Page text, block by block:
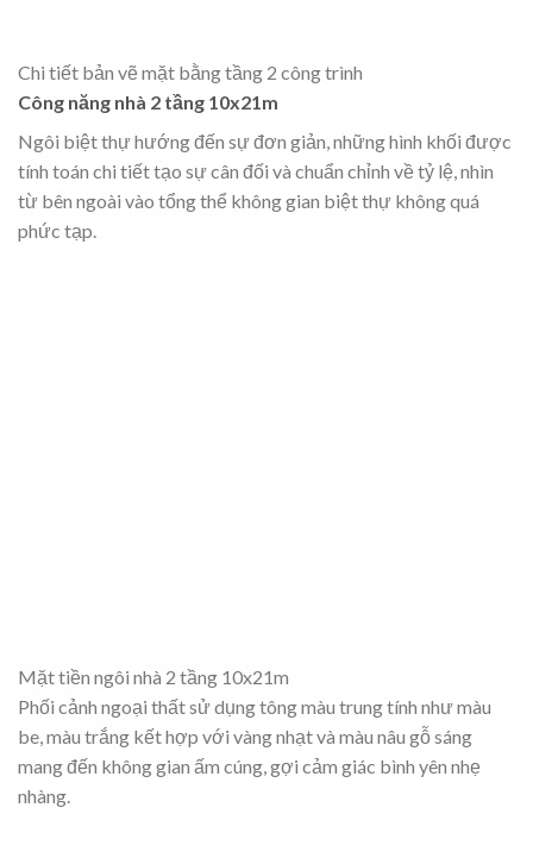
Chi tiết bản vẽ mặt bằng tầng 2 công trình
Công năng nhà 2 tầng 10x21m
Ngôi biệt thự hướng đến sự đơn giản, những hình khối được
tính toán chi tiết tạo sự cân đối và chuẩn chỉnh về tỷ lệ, nhìn
từ bên ngoài vào tổng thể không gian biệt thự không quá
phức tạp.
Mặt tiền ngôi nhà 2 tầng 10x21m
Phối cảnh ngoại thất sử dụng tông màu trung tính như màu
be, màu trắng kết hợp với vàng nhạt và màu nâu gỗ sáng
mang đến không gian ấm cúng, gợi cảm giác bình yên nhẹ
nhàng.